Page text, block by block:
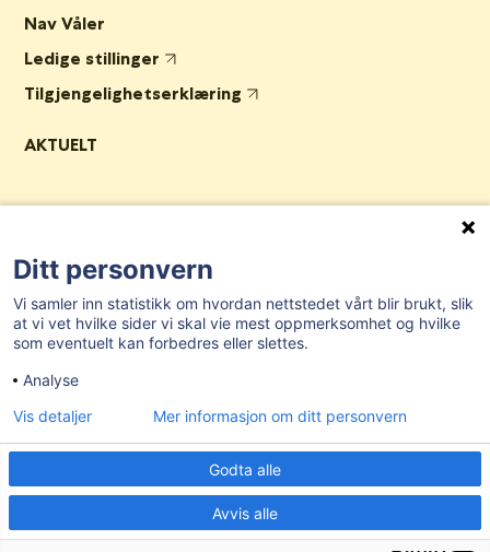
Nav Våler
Ledige stillinger
Tilgjengelighetserklæring
AKTUELT
E-post:postmottak@valer.kommune.no
Sentralbord:69 28 91 00
Organisasjonsnummer:959 272 581
Bankgironummer:
Kommunenr:
Ditt personvern
Vi samler inn statistikk om hvordan nettstedet vårt blir brukt, slik
at vi vet hvilke sider vi skal vie mest oppmerksomhet og hvilke
som eventuelt kan forbedres eller slettes.
Analyse
Godta alle
Avvis alle
Vis detaljer Mer informasjon om ditt personvern